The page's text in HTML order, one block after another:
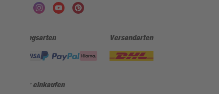
Zahlungsarten Versandarten
Sicher einkaufen